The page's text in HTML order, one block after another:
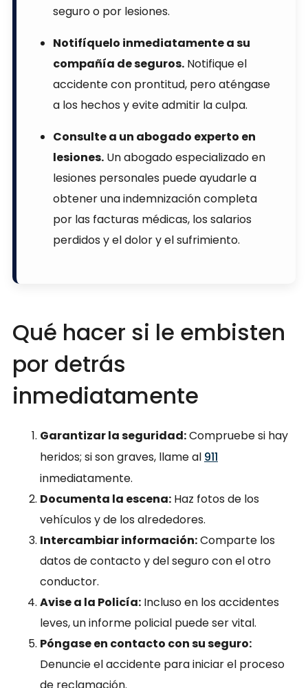
seguro o por lesiones.
Notifíquelo inmediatamente a su
compañía de seguros.Notifique el
accidente con prontitud, pero aténgase
a los hechos y evite admitir la culpa.
Consulte a un abogado experto en
lesiones.Un abogado especializado en
lesiones personales puede ayudarle a
obtener una indemnización completa
por las facturas médicas, los salarios
perdidos y el dolor y el sufrimiento.
Qué hacer si le embisten
por detrás
inmediatamente
Garantizar la seguridad:Compruebe si hay
heridos; si son graves, llame al 911
inmediatamente.
Documenta la escena:Haz fotos de los
vehículos y de los alrededores.
Intercambiar información:Comparte los
datos de contacto y del seguro con el otro
conductor.
Avise a la Policía:Incluso en los accidentes
leves, un informe policial puede ser vital.
Póngase en contacto con su seguro:
Denuncie el accidente para iniciar el proceso